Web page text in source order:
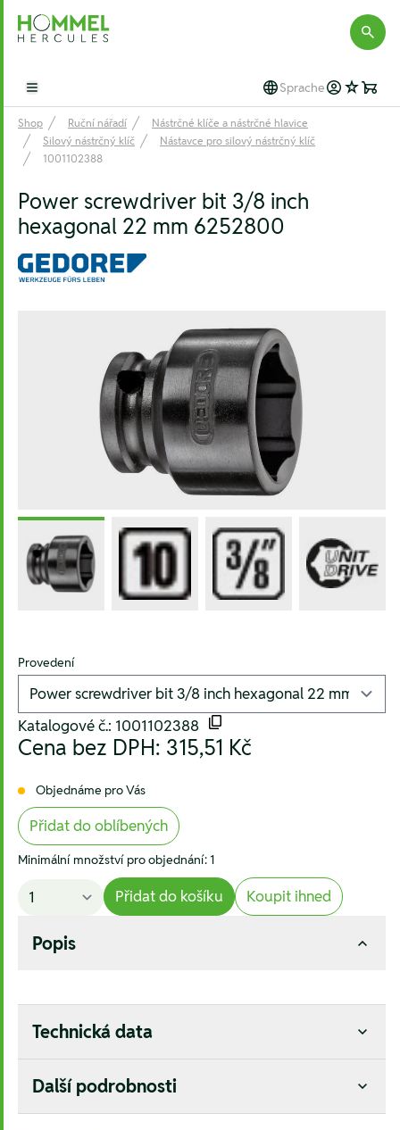
Hommel Hercules
Open main menu Sprache
Shop Ruční nářadí
Nástrčné klíče a nástrčné hlavice
Silový nástrčný klíč
Nástavce pro silový nástrčný klíč
1001102388
Power screwdriver bit 3/8 inch
hexagonal 22 mm 6252800
Provedení
Katalogové č.: 1001102388
Cena bez DPH: 315,51 Kč
Objednáme pro Vás
Přidat do oblíbených
Minimální množství pro objednání: 1
Přidat do košíku Koupit ihned
Popis
Technická data
Další podrobnosti